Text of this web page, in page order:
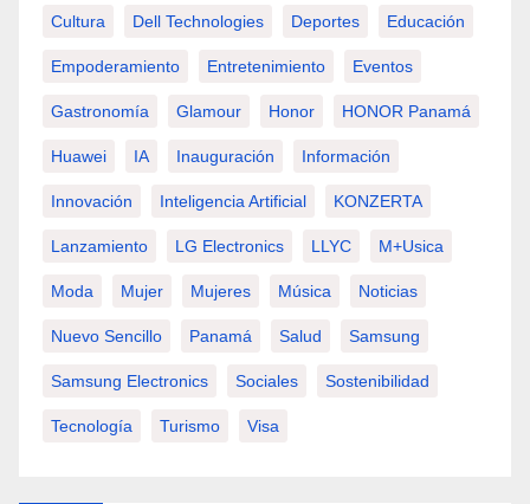
Cultura Dell Technologies Deportes Educación
Empoderamiento Entretenimiento Eventos
Gastronomía Glamour Honor HONOR Panamá
Huawei IA Inauguración Información
Innovación Inteligencia Artificial KONZERTA
Lanzamiento LG Electronics LLYC M+usica
Moda Mujer Mujeres Música Noticias
Nuevo Sencillo Panamá Salud Samsung
Samsung Electronics Sociales Sostenibilidad
Tecnología Turismo Visa